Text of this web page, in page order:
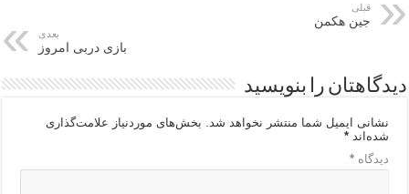
قبلی
جین هکمن
بعدی
بازی دربی امروز
دیدگاهتان را بنویسید
نشانی ایمیل شما منتشر نخواهد شد.
بخش‌های موردنیاز علامت‌گذاری
شده‌اند*
دیدگاه*